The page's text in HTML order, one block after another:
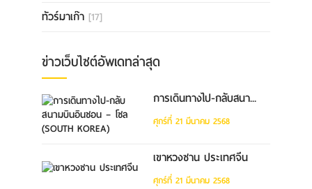
ทัวร์มาเก๊า [17]
ข่าวเว็บไซต์อัพเดทล่าสุด
การเดินทางไป-กลับสนา...
ศุกร์ที่ 21 มีนาคม 2568
เขาหวงซาน ประเทศจีน
ศุกร์ที่ 21 มีนาคม 2568